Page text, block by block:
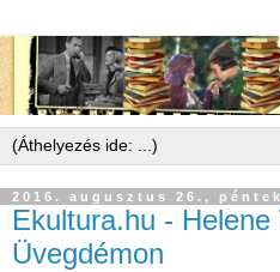
2016. augusztus 26., péntek
Ekultura.hu - Helene
Üvegdémon